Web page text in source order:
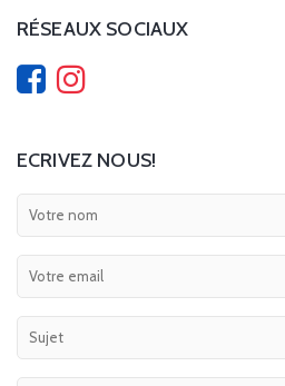
RÉSEAUX SOCIAUX
ECRIVEZ NOUS!